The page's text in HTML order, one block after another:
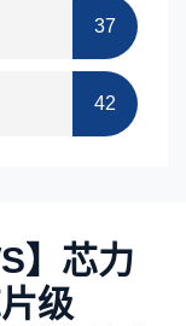
37
42
】芯力
级